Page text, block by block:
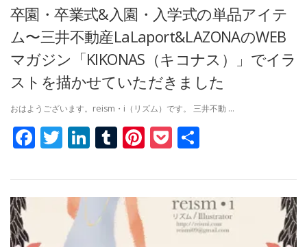
卒園・卒業式&入園・入学式の単品アイテ
ム〜三井不動産LaLaport&LAZONAのWEB
マガジン「KIKONAS（キコナス）」でイラ
ストを描かせていただきました
おはようございます。reism・i（リズム）です。 三井不動 …
Facebook
Twitter
LinkedIn
Tumblr
Pinterest
Pocket